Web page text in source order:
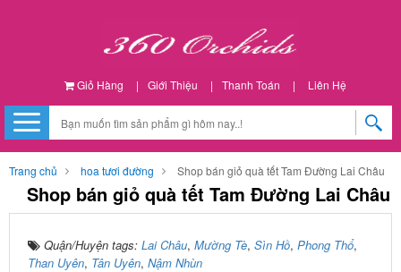
Giỏ Hàng | Giới Thiệu | Thanh Toán | Liên Hệ
Trang chủ hoa tươi đường Shop bán giỏ quà tết Tam Đường Lai Châu
Shop bán giỏ quà tết Tam Đường Lai Châu
Quận/Huyện tags: Lai Châu, Mường Tè, Sìn Hồ, Phong Thổ,
Than Uyên, Tân Uyên, Nậm Nhùn